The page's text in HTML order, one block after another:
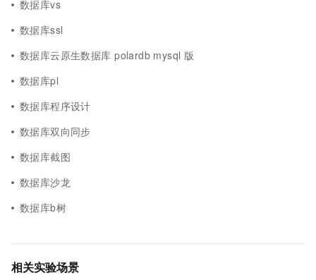
数据库vs
数据库ssl
数据库云原生数据库 polardb mysql 版
数据库pl
数据库程序设计
数据库双向同步
数据库截图
数据库沙龙
数据库b树
相关实验场景